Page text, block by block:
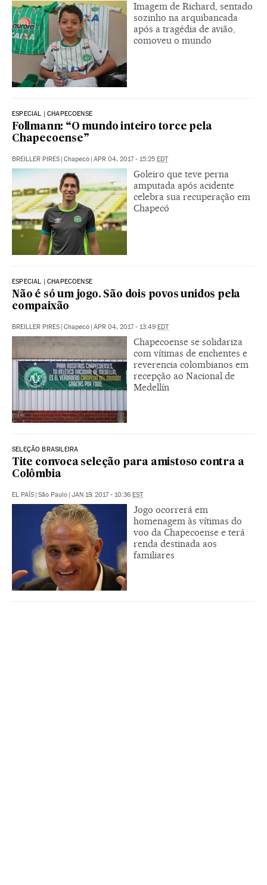
Imagem de Richard, sentado
sozinho na arquibancada
após a tragédia de avião,
comoveu o mundo
ESPECIAL | CHAPECOENSE
Follmann: “O mundo inteiro torce pela
Chapecoense”
BREILLER PIRES Chapecó APR 04, 2017 - 15:25 EDT
Goleiro que teve perna
amputada após acidente
celebra sua recuperação em
Chapecó
ESPECIAL | CHAPECOENSE
Não é só um jogo. São dois povos unidos pela
compaixão
BREILLER PIRES | Chapecó | APR 04, 2017 - 13:49 EDT
Chapecoense se solidariza
com vítimas de enchentes e
reverencia colombianos em
recepção ao Nacional de
Medellín
SELEÇÃO BRASILEIRA
Tite convoca seleção para amistoso contra a
Colômbia
EL PAÍS | São Paulo | JAN 19, 2017 - 10:36 EST
Jogo ocorrerá em
homenagem às vítimas do
voo da Chapecoense e terá
renda destinada aos
familiares